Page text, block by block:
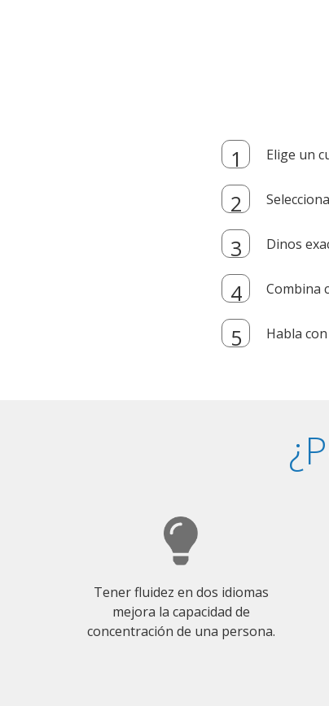
Elige un
Dinos
Combina
Habla
Tener fluidez en dos idiomas
mejora la capacidad de
concentración de una persona.